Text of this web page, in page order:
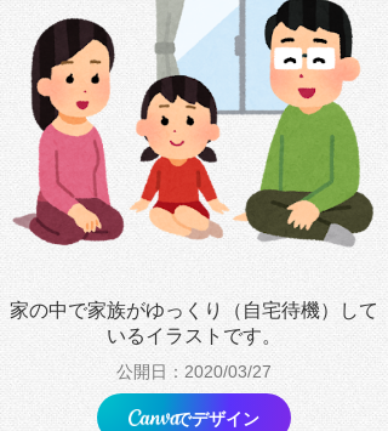
家の中で家族がゆっくり（自宅待機）して
いるイラストです。
公開日：2020/03/27
でデザイン